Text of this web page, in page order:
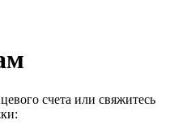
счета или свяжитесь